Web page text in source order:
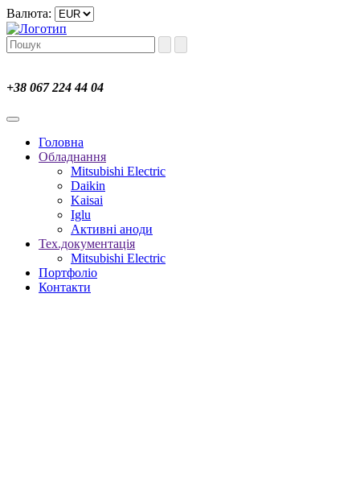
Валюта:
+38 067 224 44 04
Головна
Обладнання
Mitsubishi Electric
Daikin
Kaisai
Iglu
Активні аноди
Тех.документація
Mitsubishi Electric
Портфоліо
Контакти